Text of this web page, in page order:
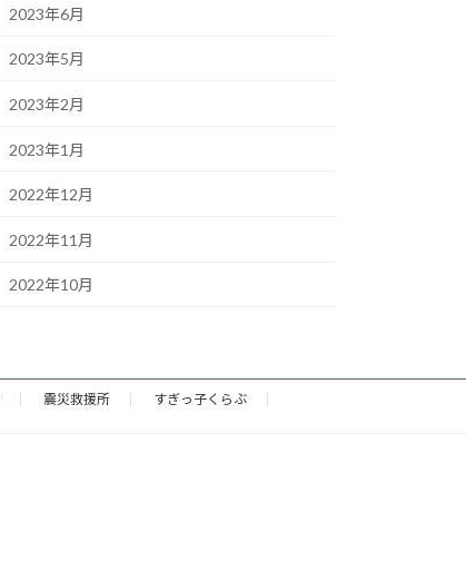
2023年6月
2023年5月
2023年2月
2023年1月
2022年12月
2022年11月
2022年10月
震災救援所
すぎっ子くらぶ